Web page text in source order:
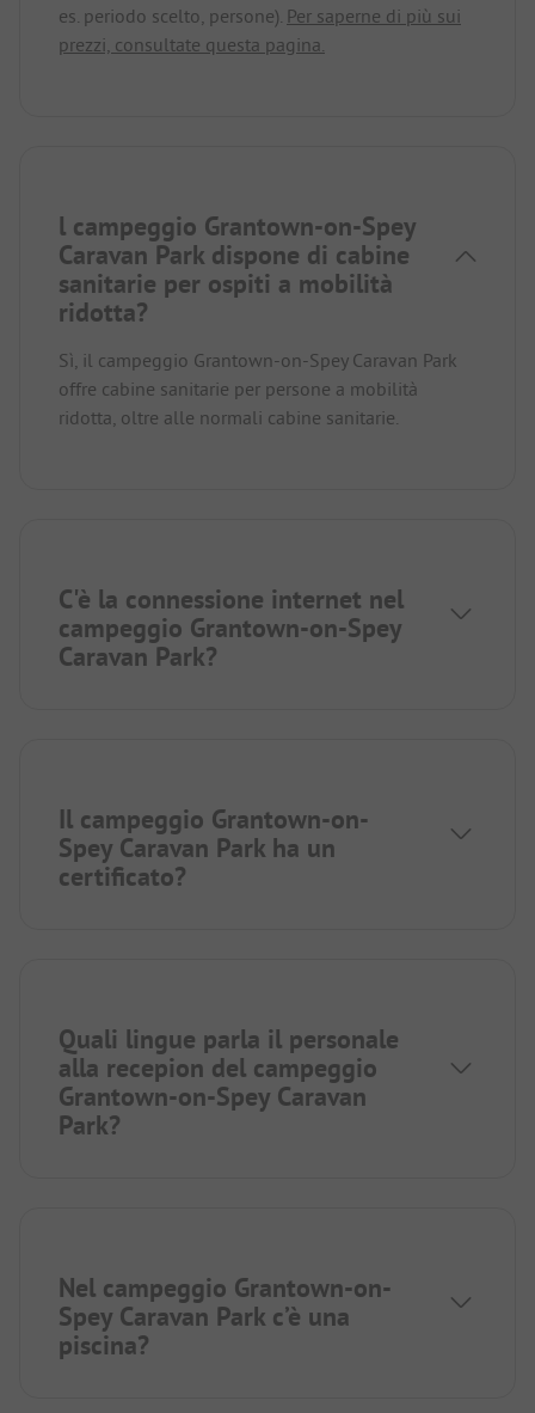
es. periodo scelto, persone). Per saperne di più sui
prezzi, consultate questa pagina.
l campeggio Grantown-on-Spey
Caravan Park dispone di cabine
sanitarie per ospiti a mobilità
ridotta?
Sì, il campeggio Grantown-on-Spey Caravan Park
offre cabine sanitarie per persone a mobilità
ridotta, oltre alle normali cabine sanitarie.
C'è la connessione internet nel
campeggio Grantown-on-Spey
Caravan Park?
Il campeggio Grantown-on-
Spey Caravan Park ha un
certificato?
Quali lingue parla il personale
alla recepion del campeggio
Grantown-on-Spey Caravan
Park?
Nel campeggio Grantown-on-
Spey Caravan Park c’è una
piscina?